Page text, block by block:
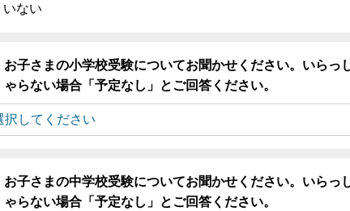
いない
お子さまの小学校受験についてお聞かせください。いらっ
ゃらない場合「予定なし」とご回答ください。
お子さまの中学校受験についてお聞かせください。いらっ
ゃらない場合「予定なし」とご回答ください。